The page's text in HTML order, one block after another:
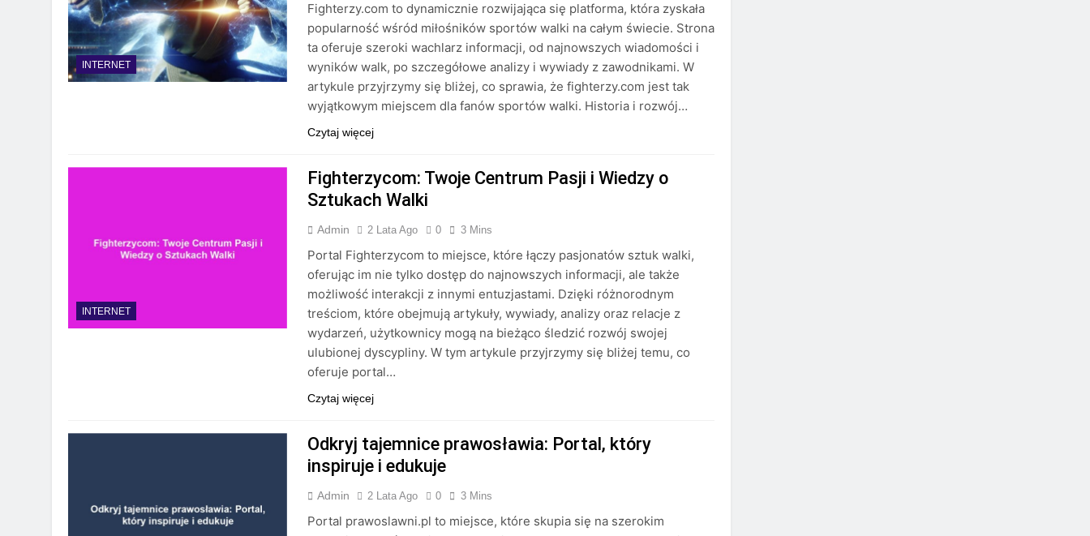
INTERNET
Fighterzy.com to dynamicznie rozwijająca się platforma, która zyskała
popularność wśród miłośników sportów walki na całym świecie. Strona
ta oferuje szeroki wachlarz informacji, od najnowszych wiadomości i
wyników walk, po szczegółowe analizy i wywiady z zawodnikami. W
artykule przyjrzymy się bliżej, co sprawia, że fighterzy.com jest tak
wyjątkowym miejscem dla fanów sportów walki. Historia i rozwój…
Czytaj więcej
INTERNET
Fighterzycom: Twoje Centrum Pasji i Wiedzy o
Sztukach Walki
Admin 2 Lata Ago 0 3 Mins
Portal Fighterzycom to miejsce, które łączy pasjonatów sztuk walki,
oferując im nie tylko dostęp do najnowszych informacji, ale także
możliwość interakcji z innymi entuzjastami. Dzięki różnorodnym
treściom, które obejmują artykuły, wywiady, analizy oraz relacje z
wydarzeń, użytkownicy mogą na bieżąco śledzić rozwój swojej
ulubionej dyscypliny. W tym artykule przyjrzymy się bliżej temu, co
oferuje portal…
Czytaj więcej
Odkryj tajemnice prawosławia: Portal, który
inspiruje i edukuje
Admin 2 Lata Ago 0 3 Mins
Portal prawoslawni.pl to miejsce, które skupia się na szerokim